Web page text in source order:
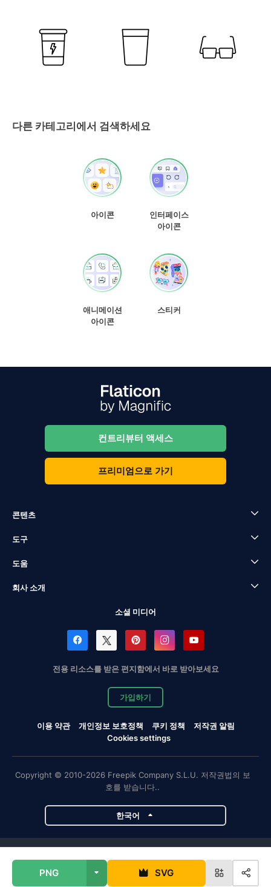
PNG SVG
다른 카테고리에서 검색하세요
아이콘
인터페이스
아이콘
애니메이션
아이콘
스티커
컨트리뷰터 액세스
프리미엄으로 가기
콘텐츠
도구
도움
회사 소개
소셜 미디어
전용 리소스를 받은 편지함에서 바로 받아보세요
가입하기
이용 약관 개인정보 보호정책 쿠키 정책
저작권 알림
Cookies settings
Copyright © 2010-2026 Freepik Company S.L.U. 저작권법의 보
호를 받습니다..
한국어